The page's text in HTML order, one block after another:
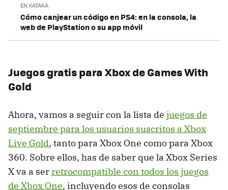
EN XATAKA
Cómo canjear un código en PS4: en la consola, la
web de PlayStation o su app móvil
Juegos gratis para Xbox de Games With
Gold
Ahora, vamos a seguir con la lista de juegos de
septiembre para los usuarios suscritos a Xbox
Live Gold, tanto para Xbox One como para Xbox
360. Sobre ellos, has de saber que la Xbox Series
X va a serretrocompatible con todos los juegos
de Xbox One, incluyendo esos de consolas